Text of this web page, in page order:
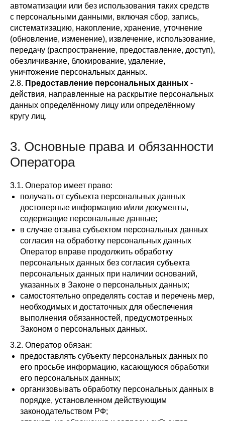
автоматизации или без использования таких средств
с персональными данными, включая сбор, запись,
систематизацию, накопление, хранение, уточнение
(обновление, изменение), извлечение, использование,
передачу (распространение, предоставление, доступ),
обезличивание, блокирование, удаление,
уничтожение персональных данных.
2.8. Предоставление персональных данных -
действия, направленные на раскрытие персональных
данных определённому лицу или определённому
кругу лиц.
3. Основные права и обязанности
Оператора
3.1. Оператор имеет право:
получать от субъекта персональных данных
достоверные информацию и/или документы,
содержащие персональные данные;
в случае отзыва субъектом персональных данных
согласия на обработку персональных данных
Оператор вправе продолжить обработку
персональных данных без согласия субъекта
персональных данных при наличии оснований,
указанных в Законе о персональных данных;
самостоятельно определять состав и перечень мер,
необходимых и достаточных для обеспечения
выполнения обязанностей, предусмотренных
Законом о персональных данных.
3.2. Оператор обязан:
предоставлять субъекту персональных данных по
его просьбе информацию, касающуюся обработки
его персональных данных;
организовывать обработку персональных данных в
порядке, установленном действующим
законодательством РФ;